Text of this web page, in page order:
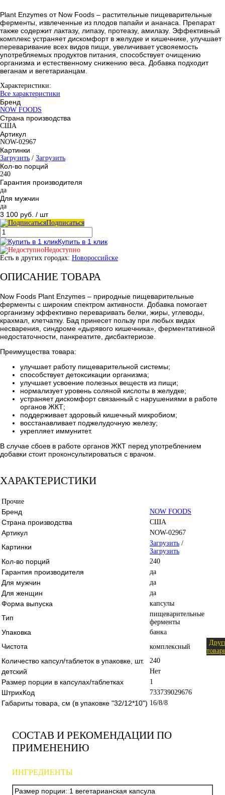
Plant Enzymes от Now Foods – растительные пищеварительные
ферменты, извлеченные из плодов папайи и ананаса. Препарат
также содержит лактазу, липазу, протеазу, амилазу. Эффективный
комплекс устраняет дискомфорт в желудке и кишечнике, улучшает
переваривание всех видов пищи, увеличивает усвояемость
употребляемых продуктов питания, способствует очищению
организма и естественному снижению веса. Добавка подходит
веганам и вегетарианцам.
Характеристики:
Все характеристики
Бренд
NOW FOODS
Страна производства
США
Артикул
NOW-02967
Картинки
Загрузить / Загрузить
Кол-во порций
240
Гарантия производителя
да
Для мужчин
да
3 100 руб. / шт
Подписаться
Купить в 1 клик
Недоступно
Есть в других городах: Новороссийске
ОПИСАНИЕ ТОВАРА
Now Foods Plant Enzymes – природные пищеварительные
ферменты с широким спектром активности. Добавка помогает
организму эффективно переваривать белки, жиры, углеводы,
крахмал, клетчатку. Бад принесет пользу при любых видах
несварения, синдроме «дырявого кишечника», ферментативной
недостаточности, панкреатите, дисбактериозе.
Преимущества товара:
улучшает работу пищеварительной системы;
способствует детоксикации организма;
улучшает усвоение полезных веществ из пищи;
нормализует уровень соляной кислоты в желудке;
устраняет дискомфорт связанный с нарушениями в работе
органов ЖКТ;
поддерживает здоровый кишечный микробиом;
восстанавливает поджелудочную железу;
укрепляет иммунитет.
В случае сбоев в работе органов ЖКТ перед употреблением
добавки стоит проконсультироваться с врачом.
ХАРАКТЕРИСТИКИ
Прочие
Бренд NOW FOODS
Страна производства США
Артикул NOW-02967
Картинки Загрузить /
Загрузить
Кол-во порций 240
Гарантия производителя да
Для мужчин да
Для женщин да
Форма выпуска капсулы
Тип
пищеварительные
ферменты
Упаковка банка
Чистота комплексный
Количество капсул/таблеток в упаковке, шт. 240
детский Нет
Размер порции в капсулах/таблетках 1
ШтрихКод 733739029676
Габариты товара, см (в упаковке "32/12*10") 16/8/8
СОСТАВ И РЕКОМЕНДАЦИИ ПО
ПРИМЕНЕНИЮ
ИНГРЕДИЕНТЫ
Размер порции: 1 вегетарианская капсула